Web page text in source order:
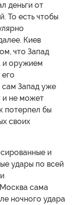
деньги от
То есть чтобы
Киев
что Запад
и оружием
сам Запад уже
и не может
потерпел бы
своих
и
удары по всей
сама
ночного удара